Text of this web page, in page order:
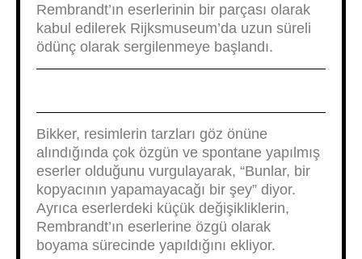
Rembrandt’ın eserlerinin bir parçası olarak
kabul edilerek Rijksmuseum’da uzun süreli
ödünç olarak sergilenmeye başlandı.
Bikker, resimlerin tarzları göz önüne
alındığında çok özgün ve spontane yapılmış
eserler olduğunu vurgulayarak, “Bunlar, bir
kopyacının yapamayacağı bir şey” diyor.
Ayrıca eserlerdeki küçük değişikliklerin,
Rembrandt’ın eserlerine özgü olarak
boyama sürecinde yapıldığını ekliyor.